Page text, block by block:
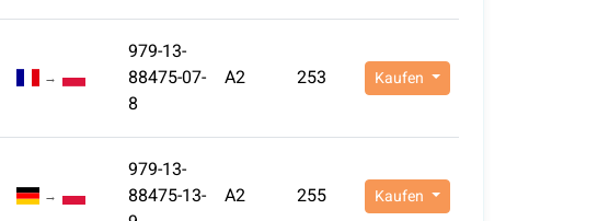
→
979-13-
88475-07-
8
A2 253 Kaufen
→
979-13-
88475-13-
A2 255 Kaufen